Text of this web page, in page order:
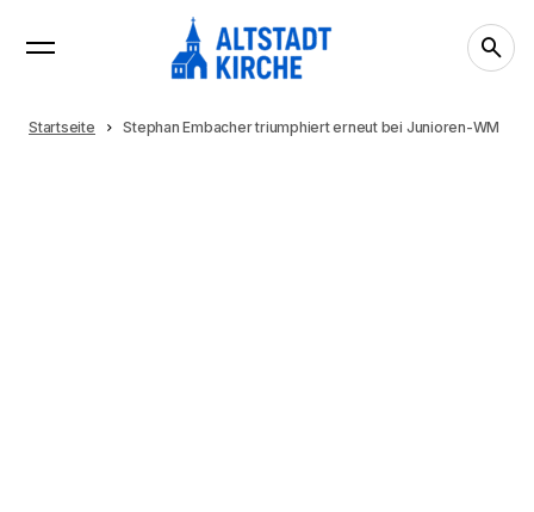
Startseite Stephan Embacher triumphiert erneut bei Junioren-WM